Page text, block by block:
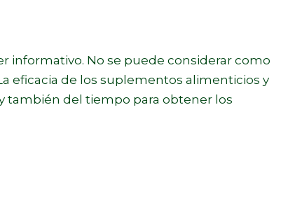
informativo. No se puede considerar como
eficacia de los suplementos alimenticios y
también del tiempo para obtener los